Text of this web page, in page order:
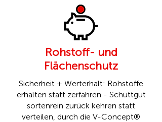
Rohstoff- und
Flächenschutz
Sicherheit + Werterhalt: Rohstoffe
erhalten statt zerfahren - Schüttgut
sortenrein zurück kehren statt
verteilen, durch die V-Concept®